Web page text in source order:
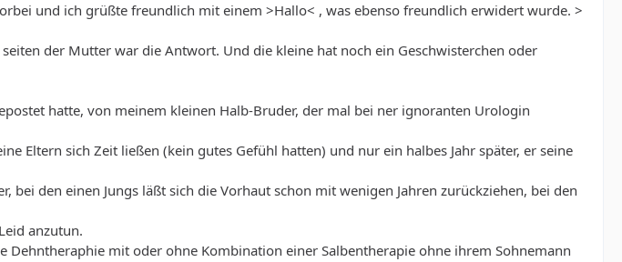
und ich grüßte freundlich mit einem >Hallo< , was ebenso freundlich erwidert wurde. >
der Mutter war die Antwort. Und die kleine hat noch ein Geschwisterchen oder
hatte, von meinem kleinen Halb-Bruder, der mal bei ner ignoranten Urologin
Eltern sich Zeit ließen (kein gutes Gefühl hatten) und nur ein halbes Jahr später, er seine
bei den einen Jungs läßt sich die Vorhaut schon mit wenigen Jahren zurückziehen, bei den
anzutun.
Dehntheraphie mit oder ohne Kombination einer Salbentherapie ohne ihrem Sohnemann